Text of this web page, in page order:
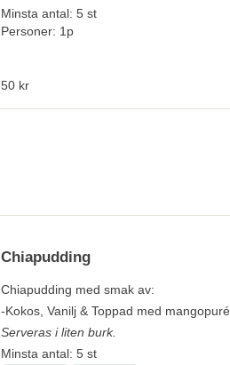
Minsta antal: 5 st
Personer: 1p
50 kr
Chiapudding
Chiapudding med smak av:
-Kokos, Vanilj & Toppad med mangopuré.
Serveras i liten burk.
Minsta antal: 5 st